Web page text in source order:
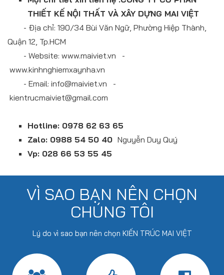
THIẾT KẾ NỘI THẤT VÀ XÂY DỰNG MAI VIỆT
- Ðịa chỉ: 190/34 Bùi Văn Ngữ, Phường Hiệp Thành,
Quận 12, Tp.HCM
- Website: www.maiviet.vn -
www.kinhnghiemxaynha.vn
- Email: info@maiviet.vn -
kientrucmaiviet@gmail.com
Hotline: 0978 62 63 65
Zalo: 0988 54 50 40 Nguyễn Duy Quý
Vp: 028 66 53 55 45
VÌ SAO BẠN NÊN CHỌN
CHÚNG TÔI
Lý do vì sao bạn nên chọn KIẾN TRÚC MAI VIỆT